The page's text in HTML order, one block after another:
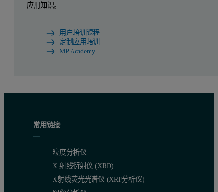
应用知识。
用户培训课程
定制应用培训
MP Academy
常用链接
粒度分析仪
X 射线衍射仪 (XRD)
X射线荧光光谱仪 (XRF分析仪)